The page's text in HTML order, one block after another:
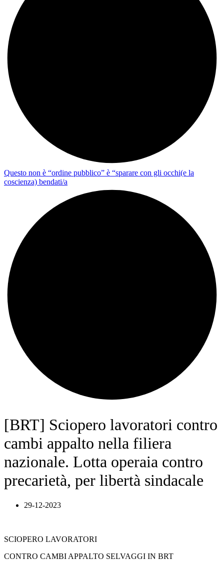
Questo non è “ordine pubblico” è “sparare con gli occhi(e la
coscienza) bendati/a
[BRT] Sciopero lavoratori contro
cambi appalto nella filiera
nazionale. Lotta operaia contro
precarietà, per libertà sindacale
29-12-2023
SCIOPERO LAVORATORI
CONTRO CAMBI APPALTO SELVAGGI IN BRT